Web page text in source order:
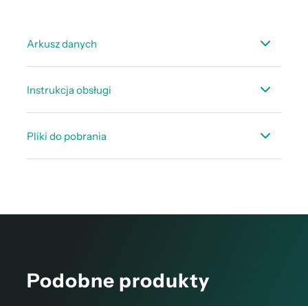
Arkusz danych
Instrukcja obsługi
Pliki do pobrania
Podobne produkty